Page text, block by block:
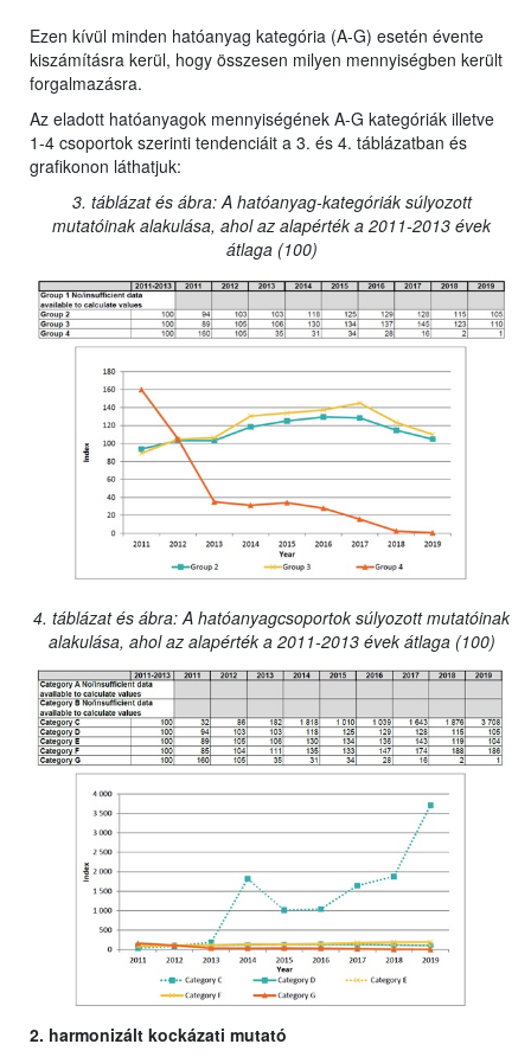
Ezen kívül minden hatóanyag kategória (A-G) esetén évente
kiszámításra kerül, hogy összesen milyen mennyiségben került
forgalmazásra.
Az eladott hatóanyagok mennyiségének A-G kategóriák illetve
1-4 csoportok szerinti tendenciáit a 3. és 4. táblázatban és
grafikonon láthatjuk:
3. táblázat és ábra: A hatóanyag-kategóriák súlyozott
mutatóinak alakulása, ahol az alapérték a 2011-2013 évek
átlaga (100)
4. táblázat és ábra: A hatóanyagcsoportok súlyozott mutatóinak
alakulása, ahol az alapérték a 2011-2013 évek átlaga (100)
2. harmonizált kockázati mutató